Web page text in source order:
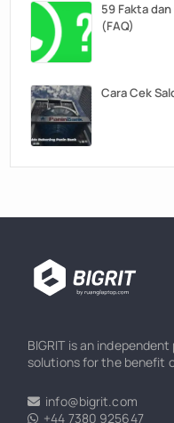
59 Fakta
(FAQ)
Cara Cek
BIGRIT is an
solutions for the benefit
info@bigrit.com
+44 7380 925647